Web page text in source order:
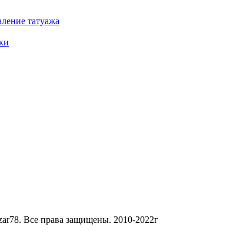
татуажа
Все права защищены. 2010-2022г